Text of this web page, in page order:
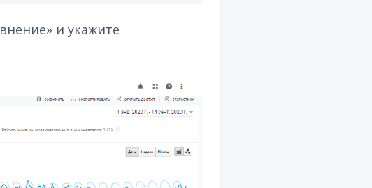
и укажите